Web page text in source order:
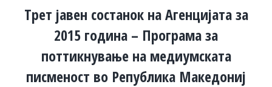
NAVIGATION
Previous
post:
Трет јавен состанок на Агенцијата за
2015 година – Програма за
поттикнување на медиумската
писменост во Република Македониј